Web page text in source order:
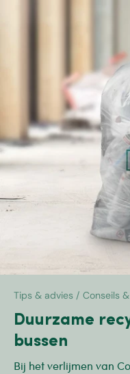
Tips & advies / Conseils
Duurzame
bussen
Bij het verlijmen van